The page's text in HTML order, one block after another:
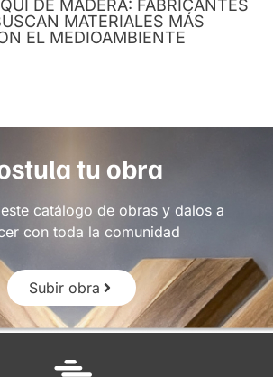
DE MADERA: FABRICANTES
MATERIALES MÁS
EL MEDIOAMBIENTE
tu obra
catálogo de obras y dalos a
con toda la comunidad
Subir obra